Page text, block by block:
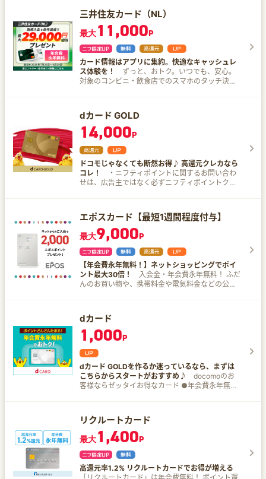
費は永年無料で、ポイントも貯まりやすくおすす
めのクレジットカードです。 楽天カードが選ばれ
る4つのポイント 年会費永年無料！ 100円のお買
い物につき1ポイント貯まる！（一部ポイント還元
の対象外となる場合がございます。） 楽天ポイン
トは楽天市場だけではなく全国のお店でも使える
楽天市場でのお買い物はポイント最大3倍！（特典
進呈には上限や条件があります。）
三井住友カード（NL）
最大11,000P
カード情報はアプリに集約。快適なキャッシュレ
ス体験を！
ずっと、おトク。いつでも、安心。
対象のコンビニ・飲食店でのスマホのタッチ決済
シュレス時代のスタンダードカード。 【三井住友
カード（NL）】 新規入会＆条件達成で最大
29,000円相当プレゼント 期間：2026年7月23日
～ ▼内訳 １．新規入会＆ご入会月＋1ヵ月後末ま
でにスマホのタッチ決済1回で5,000円分のVポイ
ントPayギフトプレゼント ２．新規入会&5万円以
上利用または10万円以上利用で最大6,000円分のV
ポイントPayギフトプレゼント └5万円以上利用で
1,000円分 └10万円以上利用で3,000円分
相当のVポイントプレゼント ◆学生限定 新規入会
＆条件達成で最大12,000円相当プレゼント ▼内訳
a)新規入会＆スマホのタッチ決済1回で5,000円分
のVポイントPayギフトプレゼント b)新規入会&5
万円以上利用または10万円以上利用で最大6,000
円分のVポイントPayギフトプレゼント c)学生限
定 新規入会で1,000円分のVポイントPayギフト
プレゼント ＜おすすめポイント＞ ■年会費永年無
料 ■対象のコンビニ・飲食店でスマホのタッチ決
ポイント還元 条件達成の上で、セブン-イレブン
（※2）でスマホのVisaのタッチ決済・
Mastercard®タッチ決済（※3）で支払うと、最大
10％（※4）ポイント還元！（※5）（※6） ■業界
初！24時間、最短10秒で即時発行が可能 （※7）
■両面番号レスで安心安全 ▼対象店舗一覧 セイコ
ーマート、セブン‐イレブン、ポプラ、ミニストッ
プ、ローソン、マクドナルド、モスバーガー、ケ
ドトールコーヒーショップ、エクセルシオール カ
フェ 、かっぱ寿司 ※1カード現物のタッチ決済、
iD、カードの差し込み、磁気取引は対象外です。
※1商業施設内にある店舗などでは、一部ポイント
付与の対象となりません。 ※1一定金額（原則1万
円）を超えると、タッチ決済でなく、決済端末に
dカード GOLD
14,000P
ドコモじゃなくても断然お得♪ 高還元クレカなら
コレ！
・ニフティポイントに関するお問い合わ
せは、広告主ではなく必ずニフティポイントクラ
ト対象外となりますので、ご注意ください。 dカ
ード GOLD入会＆利用＆対象の公共料金などすべ
て支払いで最大7,000dポイントプレゼント！ ※d
ポイント(期間・用途限定) 家族カードの1枚目は年
会費無料！ 家族カードで家族のドコモ利用料金も
1,000円（税抜）ごとに税抜金額の10％還元！ 家
族全員分を一括請求で支払っている場合、dカード
GOLD１枚で全員分が還元対象とはなりません！
カード１契約につき１回線のみ10%ポイント還元
のdカード積立で最大5.0％還元 ※NISA口座以外で
の積立の場合は還元額は異なります。 ※家族カー
ドは対象外です。 ●お支払い方法を「dカード
GOLD」に設定すると、対象のドコモ利用料金の
1,000円（税抜）ごとに税抜金額の10％還元！ ※1
ドコモ mini/ahamo/irumoを除くドコモケータイ料
金およびahamo光を除くドコモ光ご利用料金をさ
します。 ※2 端末など代金分割支払金・各種手数料
など一部の料金はポイント進呈の対象外。 ※3 ド
ザーならボーナスパケット＋5GB/月※ ※ahamoの
利用可能データ量に＋5GB／ahamo利用料金の支
払いをdカードに要設定 ●対象のケータイ料金プ
ラン※1のご契約でドコモでんき Greenの電気料金
※2 100円(税抜)ごとに税抜金額の6％分のdポイン
ト還元！ ※5Gギガホ・ギガライト、ahamoなど ※
燃料調整費、再生可能エネルギー発電促進賦課金
エポスカード【最短1週間程度付与】
最大9,000P
【年会費永年無料！】ネットショッピングでポイ
ント最大30倍！
入会金・年会費永年無料！ ふだ
んのお買い物や、携帯料金や電気料金などの公共
載されており周囲から見えず、あんしん・安全 タ
ッチ決済でスムーズにお買い物 マルイやマルイの
ネット通販で、年4回の10%OFFセール 全国
10,000店舗の提携店舗・施設でおトクな特典 会員
限定ポイントアップサイトからのご利用でポイン
ト2～30倍 海外旅行傷害保険の補償内容が充実
（利用付帯） エポスカードは関東中心に全国で展
開する「マルイ」「モディ」、各地商業施設を運
営する丸井グループの株式会社エポスカードが発
dカード
1,000P
dカード GOLDを作るか迷っているなら、まずは
こちらからスタートがおすすめ♪
docomoのお
客様ならゼッタイお得なカード ●年会費永年無料
利用料金の支払いをdカードに要設定 ●ドコモユ
ーザーの方以外でも誰でもdポイントが100円(税
込)につき1％貯まる！ ●購入から1年間最大3万円
分のケータイ補償 ※1回の事故につき15,000円の
自己負担金 ※携帯電話の紛失や修理不能(水漏れ・
全損) ●dカードポイントアップモールやdカード特
約店なら、ご利用金額100円(税込)ごとの1ポイン
リクルートカード
最大1,400P
高還元率1.2% リクルートカードでお得が増える